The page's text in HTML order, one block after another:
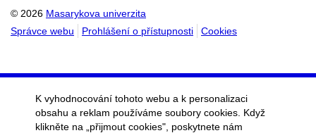
© 2026 Masarykova univerzita
Správce webu
Prohlášení o přístupnosti Cookies
K vyhodnocování tohoto webu a k personalizaci
obsahu a reklam používáme soubory cookies. Když
klikněte na „přijmout cookies", poskytnete nám